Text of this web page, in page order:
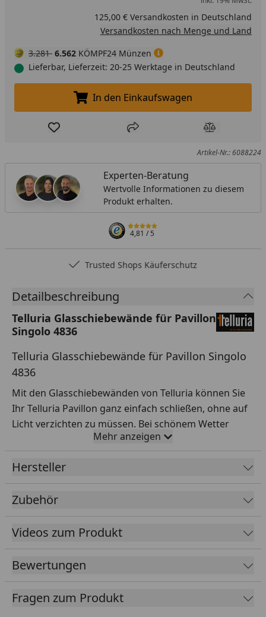
125,00 € Versandkosten in Deutschland
Versandkosten nach Menge und Land
3.281 6.562 KÖMPF24 Münzen
Lieferbar, Lieferzeit: 20-25 Werktage in Deutschland
In den Einkaufswagen legen
In den Einkaufswagen
Produkt zur Wunschliste hinzufügen
Teilen Produkt
Artikel-Nr.: 6088224
Experten-Beratung
Wertvolle Informationen zu diesem
Produkt erhalten.
4,81/ 5
Trusted Shops Käuferschutz
Detailbeschreibung
Telluria Glasschiebewände für Pavillon
Singolo 4836
Telluria Glasschiebewände für Pavillon Singolo
4836
Mit den Glasschiebewänden von Telluria können Sie
Ihr Telluria Pavillon ganz einfach schließen, ohne auf
Licht verzichten zu müssen. Bei schönem Wetter
können Sie die Schiebetüren öffnen und verwandeln
die Lounge an kälteren Tagen in einen geschlossenen
Raum. Die Schiebetüren verlängern somit die
Nutzungsdauer Ihres Gartenhauses und einer
Verwendung als Home-Office Rückzugsort steht
nichts im Wege! Die Telluria-Glasschiebewände
werden inklusive Griff, Führungsschienen und flacher
Bodenschiene geliefert.
Telluria Glasschiebewände für Singolo -
Mehr anzeigen
Hersteller
Zubehör
Videos zum Produkt
Bewertungen
Fragen zum Produkt